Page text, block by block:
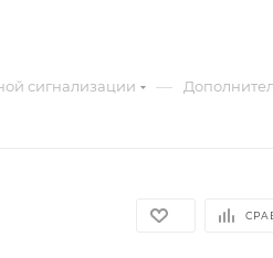
сигнализации —